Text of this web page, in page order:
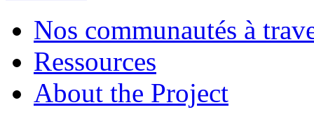
Nos communautés à
Ressources
About the Project